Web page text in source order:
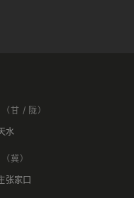
（甘 / 陇）
水
（冀）
张家口